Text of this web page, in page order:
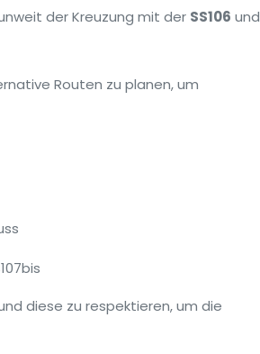
der Kreuzung mit der SS106 und
Routen zu planen, um
diese zu respektieren, um die